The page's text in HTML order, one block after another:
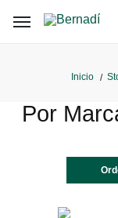
Inicio
Por